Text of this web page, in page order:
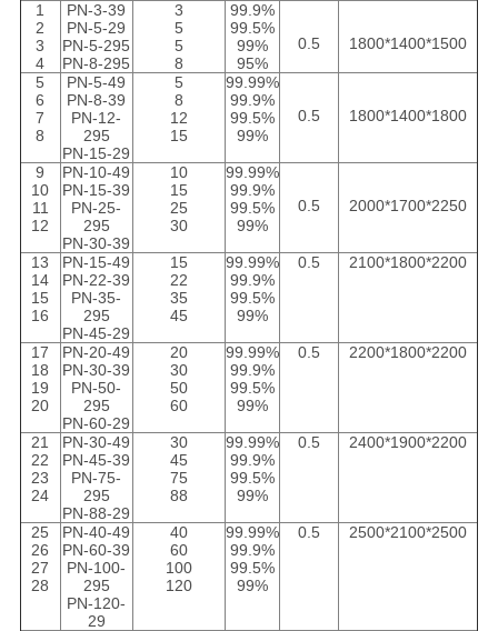
1
2
3
4
PN-3-39
PN-5-29
PN-5-295
PN-8-295
3
5
5
8
99.9%
99.5%
99%
95%
0.5 1800*1400*1500
5
6
7
8
PN-5-49
PN-8-39
PN-12-
295
PN-15-29
5
8
12
15
99.99%
99.9%
99.5%
99%
0.5 1800*1400*1800
9
10
11
12
PN-10-49
PN-15-39
PN-25-
295
PN-30-39
10
15
25
30
99.99%
99.9%
99.5%
99%
0.5 2000*1700*2250
13
14
15
16
PN-15-49
PN-22-39
PN-35-
295
PN-45-29
15
22
35
45
99.99%
99.9%
99.5%
99%
0.5 2100*1800*2200
17
18
19
20
PN-20-49
PN-30-39
PN-50-
295
PN-60-29
20
30
50
60
99.99%
99.9%
99.5%
99%
0.5 2200*1800*2200
21
22
23
24
PN-30-49
PN-45-39
PN-75-
295
PN-88-29
30
45
75
88
99.99%
99.9%
99.5%
99%
0.5 2400*1900*2200
25
26
27
28
PN-40-49
PN-60-39
PN-100-
295
PN-120-
29
40
60
100
120
99.99%
99.9%
99.5%
99%
0.5 2500*2100*2500